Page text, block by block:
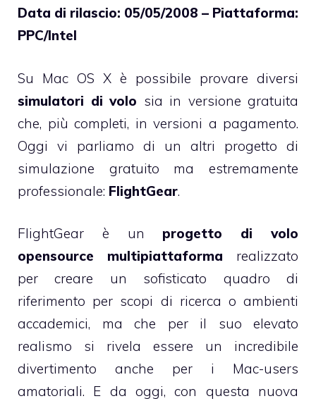
Data di rilascio: 05/05/2008 – Piattaforma:
PPC/Intel
Su Mac OS X è possibile provare diversi
simulatori di volo sia in versione gratuita
che, più completi, in versioni a pagamento.
Oggi vi parliamo di un altri progetto di
simulazione gratuito ma estremamente
professionale: FlightGear.
FlightGear è un progetto di volo
opensource multipiattaforma realizzato
per creare un sofisticato quadro di
riferimento per scopi di ricerca o ambienti
accademici, ma che per il suo elevato
realismo si rivela essere un incredibile
divertimento anche per i Mac-users
amatoriali. E da oggi, con questa nuova